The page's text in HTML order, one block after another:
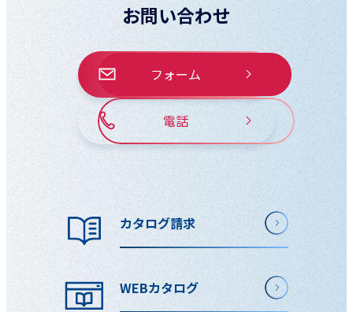
お問い合わせ
フォーム
電話
カタログ請求
WEBカタログ